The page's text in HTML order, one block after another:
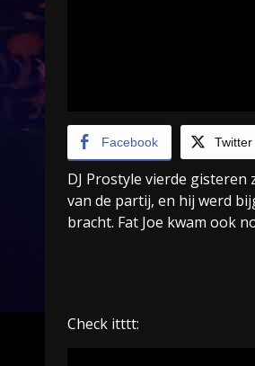
Facebook Twitter
DJ Prostyle vierde
van de partij, en hij werd
bracht. Fat Joe kwam ook
Check itttt: